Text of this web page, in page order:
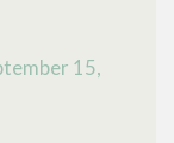
15,